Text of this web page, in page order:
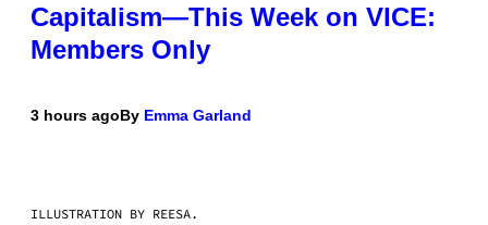
Capitalism—This Week on VICE:
Members Only
3 hours agoBy Emma Garland
ILLUSTRATION BY REESA.